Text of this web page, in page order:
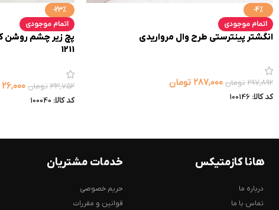
-4%
اتمام موجودی
انگشتر پینترستی طرح وال مرواریدی
۲۹۷,۸۹۲ تومان ۲۸۷,۰۰۰ تومان
کد کالا: 100146
-23%
اتمام موجودی
1211
۳۳,۷۵۲ تومان ۲۶,۰۰۰
کد کالا: 100040
هانا کازمتیکس
درباره ما
تماس با ما
خدمات مشتریان
حریم خصوصی
قوانین و مقررات